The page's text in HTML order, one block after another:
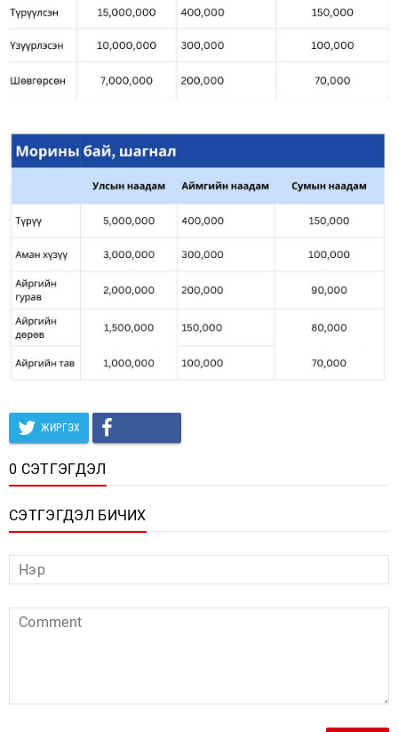
ЖИРГЭХ
0 СЭТГЭГДЭЛ
СЭТГЭГДЭЛ БИЧИХ